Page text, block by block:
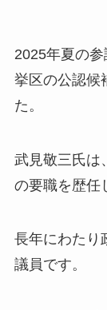
2025年夏の
挙区の公認候
た。
武見敬三氏は
の要職を歴任
長年にわたり
議員です。